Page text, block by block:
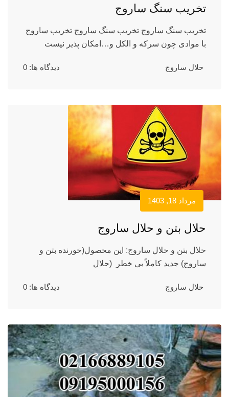
تخریب سنگ ساروج
تخریب سنگ ساروج تخریب سنگ ساروج تخریب ساروج
با موادی چون سرکه و الکل و…امکان پذیر نیست
حلال ساروج دیدگاه ها: 0
مرداد 18, 1403
حلال بتن و حلال ساروج
حلال بتن و حلال ساروج: این محصول(خورنده بتن و
ساروج) جدید کاملاً بی خطر (حلال
حلال ساروج دیدگاه ها: 0